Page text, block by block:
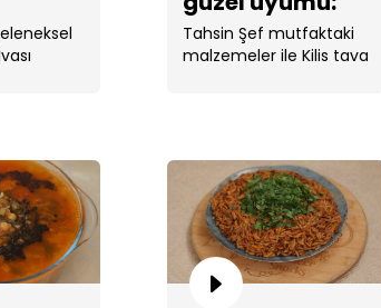
Kilis tava!
Tahsin Şef mutfaktaki
malzemeler ile Kilis tava